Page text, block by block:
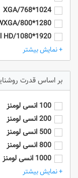
1024*768/XGA
1280*800/WXGA
1920*1080/Full HD
1920*1200/WUXGA
4k/3840*2160
HD - 1280*720
(1400 x 1050)
(1600 x 1200)
+ نمایش بیشتر
قدرت
100 انسی لومنز
200 انسی لومنز
500 انسی لومنز
800 انسی لومنز
1000 انسی لومنز
2000 انسی لومنز
+ نمایش بیشتر